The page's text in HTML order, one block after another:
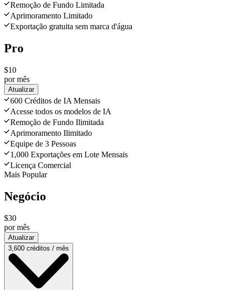
Remoção de Fundo Limitada
Aprimoramento Limitado
Exportação gratuita sem marca d'água
Pro
$10
por mês
Atualizar
600 Créditos de IA Mensais
Acesse todos os modelos de IA
Remoção de Fundo Ilimitada
Aprimoramento Ilimitado
Equipe de 3 Pessoas
1,000 Exportações em Lote Mensais
Licença Comercial
Mais Popular
Negócio
$30
por mês
Atualizar
3,600 créditos / mês